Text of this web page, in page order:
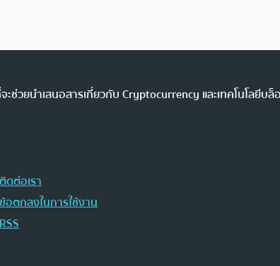
ช่วยนำเสนอสารเกี่ยวกับ Cryptocurrency และเทคโนโลยี
ติดต่อเรา
ข้อตกลงในการใช้งาน
RSS